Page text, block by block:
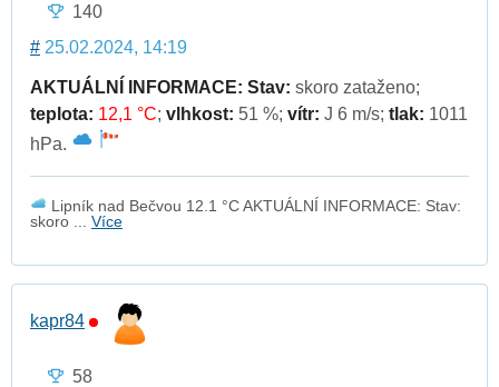
140
# 25.02.2024, 14:19
AKTUÁLNÍ INFORMACE: Stav: skoro zataženo;
teplota: 12,1 °C; vlhkost: 51 %; vítr: J 6 m/s; tlak: 1011
hPa.
Lipník nad Bečvou 12.1 °C AKTUÁLNÍ INFORMACE: Stav:
skoro ... Více
kapr84
58